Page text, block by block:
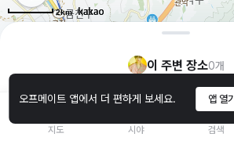
오프메이트 앱에서 더 편하게 보세요. 앱 열기
2km
이 주변 장소0개
지도 시야 검색